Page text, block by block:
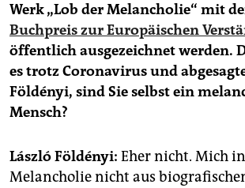
genossenschaft
epaper login
Werk „Lob der Melancholie“ mit
Buchpreis zur Europäischen
öffentlich ausgezeichnet werden.
es trotz Coronavirus und
Földényi, sind Sie selbst ein
Mensch?
László Földényi: Eher nicht. Mich
Melancholie nicht aus